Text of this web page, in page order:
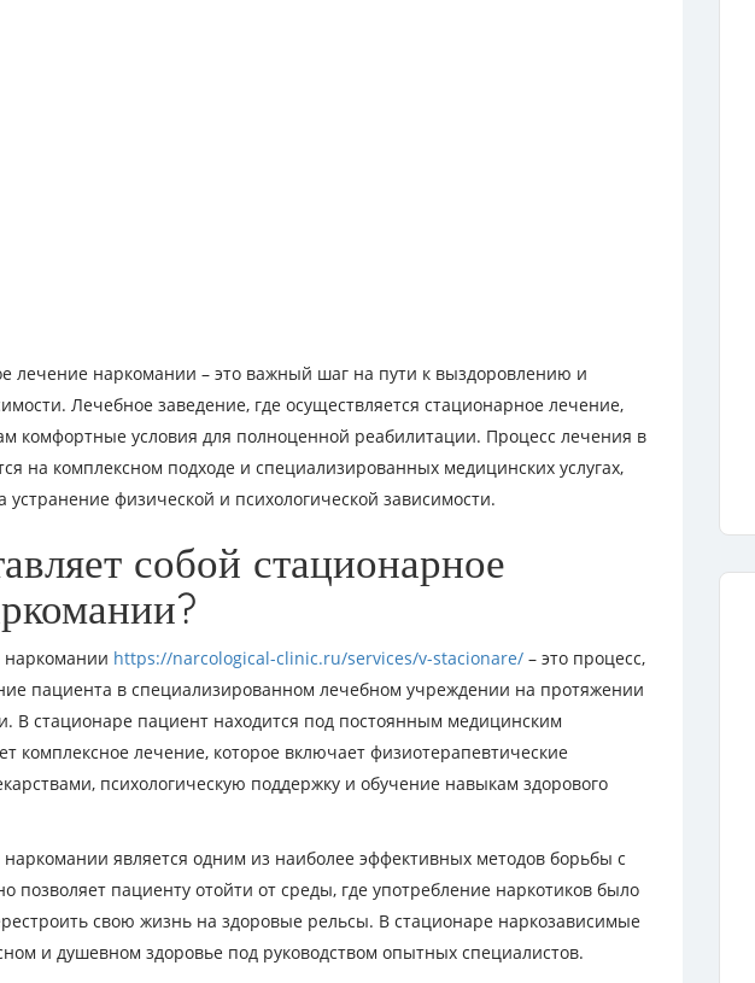
лечение наркомании – это важный шаг на пути к выздоровлению и
Лечебное заведение, где осуществляется стационарное лечение,
комфортные условия для полноценной реабилитации. Процесс лечения в
на комплексном подходе и специализированных медицинских услугах,
физической и психологической зависимости.
собой стационарное
https://narcological-clinic.ru/services/v-stacionare/ – это процесс,
пациента в специализированном лечебном учреждении на протяжении
В стационаре пациент находится под постоянным медицинским
комплексное лечение, которое включает физиотерапевтические
психологическую поддержку и обучение навыкам здорового
является одним из наиболее эффективных методов борьбы с
позволяет пациенту отойти от среды, где употребление наркотиков было
свою жизнь на здоровые рельсы. В стационаре наркозависимые
и душевном здоровье под руководством опытных специалистов.